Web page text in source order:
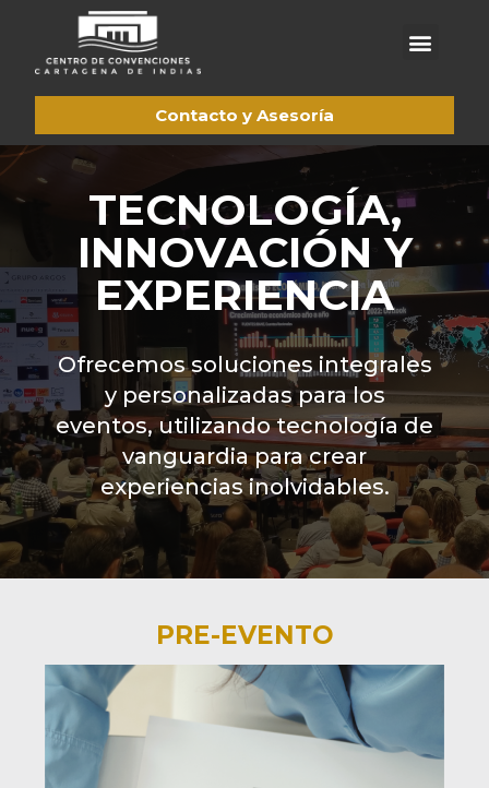
Contacto y Asesoría
TECNOLOGÍA,
INNOVACIÓN Y
EXPERIENCIA
Ofrecemos soluciones integrales
y personalizadas para los
eventos, utilizando tecnología de
vanguardia para crear
experiencias inolvidables.
PRE-EVENTO